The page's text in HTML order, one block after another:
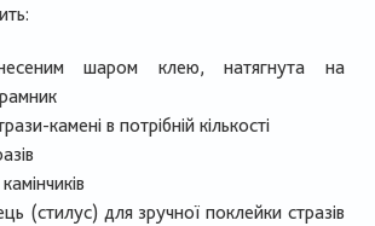
шаром клею, натягнута на
камені в потрібній кількості
(стилус) для зручної поклейки стразів